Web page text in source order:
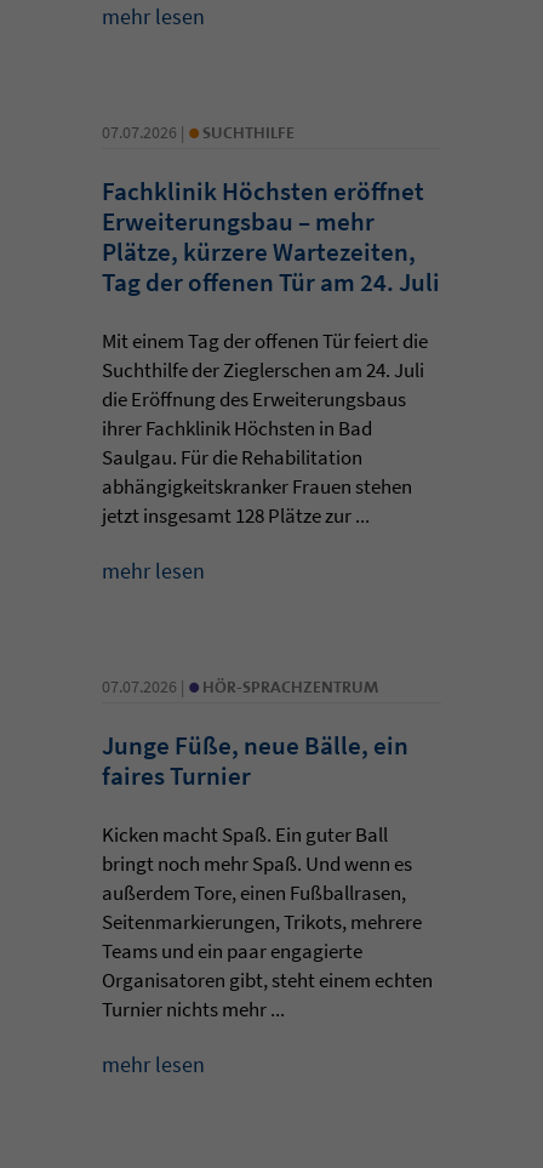
mehr lesen
07.07.2026 | • SUCHTHILFE
Fachklinik Höchsten eröffnet
Erweiterungsbau – mehr
Plätze, kürzere Wartezeiten,
Tag der offenen Tür am 24. Juli
Mit einem Tag der offenen Tür feiert die
Suchthilfe der Zieglerschen am 24. Juli
die Eröffnung des Erweiterungsbaus
ihrer Fachklinik Höchsten in Bad
Saulgau. Für die Rehabilitation
abhängigkeitskranker Frauen stehen
jetzt insgesamt 128 Plätze zur ...
mehr lesen
07.07.2026 | • HÖR-SPRACHZENTRUM
Junge Füße, neue Bälle, ein
faires Turnier
Kicken macht Spaß. Ein guter Ball
bringt noch mehr Spaß. Und wenn es
außerdem Tore, einen Fußballrasen,
Seitenmarkierungen, Trikots, mehrere
Teams und ein paar engagierte
Organisatoren gibt, steht einem echten
Turnier nichts mehr ...
mehr lesen